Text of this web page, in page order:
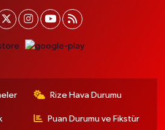
Rize Hava Durumu
Puan Durumu ve Fikstür